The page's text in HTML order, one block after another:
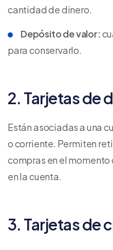
cantidad de dinero.
‍Depósito de valor:
para conservarlo.
2. Tarjetas de
Están asociadas a una
o corriente. Permiten
compras en el
en la cuenta.
3. Tarjetas de